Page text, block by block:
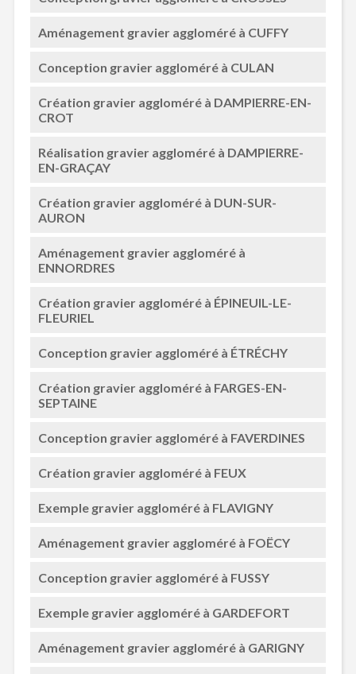
Aménagement gravier aggloméré à CUFFY
Conception gravier aggloméré à CULAN
Création gravier aggloméré à DAMPIERRE-EN-
CROT
Réalisation gravier aggloméré à DAMPIERRE-
EN-GRAÇAY
Création gravier aggloméré à DUN-SUR-
AURON
Aménagement gravier aggloméré à
ENNORDRES
Création gravier aggloméré à ÉPINEUIL-LE-
FLEURIEL
Conception gravier aggloméré à ÉTRÉCHY
Création gravier aggloméré à FARGES-EN-
SEPTAINE
Conception gravier aggloméré à FAVERDINES
Création gravier aggloméré à FEUX
Exemple gravier aggloméré à FLAVIGNY
Aménagement gravier aggloméré à FOËCY
Conception gravier aggloméré à FUSSY
Exemple gravier aggloméré à GARDEFORT
Aménagement gravier aggloméré à GARIGNY